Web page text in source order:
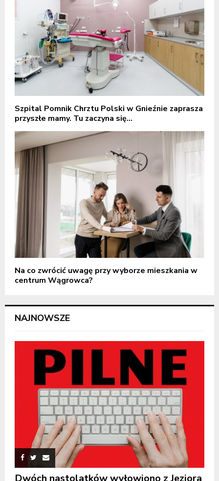
Szpital Pomnik Chrztu Polski w Gnieźnie zaprasza
przyszłe mamy. Tu zaczyna się...
Na co zwrócić uwagę przy wyborze mieszkania w
centrum Wągrowca?
NAJNOWSZE
Dwóch nastolatków wyłowiono z Jeziora